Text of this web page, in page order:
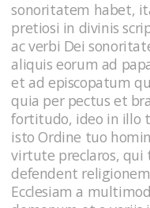
sonoritatem habet,
pretiosi in divinis
ac verbi Dei
aliquis eorum ad
et ad episcopatum
quia per pectus et
fortitudo, ideo in illo
isto Ordine tuo
virtute preclaros,
defendent
Ecclesiam a